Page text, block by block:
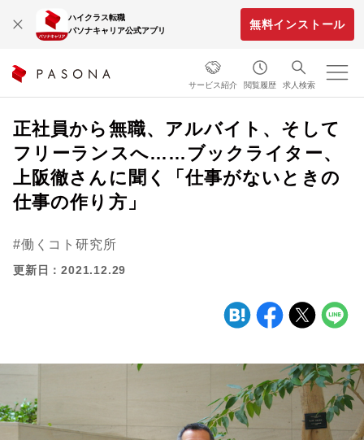
ハイクラス転職
パソナキャリア公式アプリ
無料インストール
サービス紹介 閲覧履歴 求人検索
正社員から無職、アルバイト、そして
フリーランスへ……ブックライター、
上阪徹さんに聞く「仕事がないときの
仕事の作り方」
働くコト研究所
更新日：2021.12.29